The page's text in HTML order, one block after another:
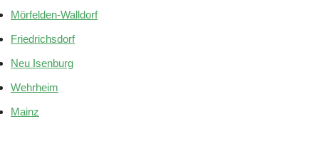
Mörfelden-Walldorf
Friedrichsdorf
Neu Isenburg
Wehrheim
Mainz